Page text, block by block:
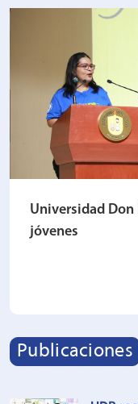
Universidad
jóvenes
Publicaciones